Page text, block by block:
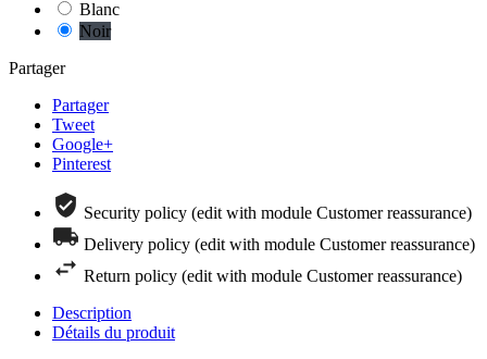
Blanc
Noir
Partager
Partager
Tweet
Google+
Pinterest
Security policy (edit with module Customer reassurance)
Delivery policy (edit with module Customer reassurance)
Return policy (edit with module Customer reassurance)
Description
Détails du produit